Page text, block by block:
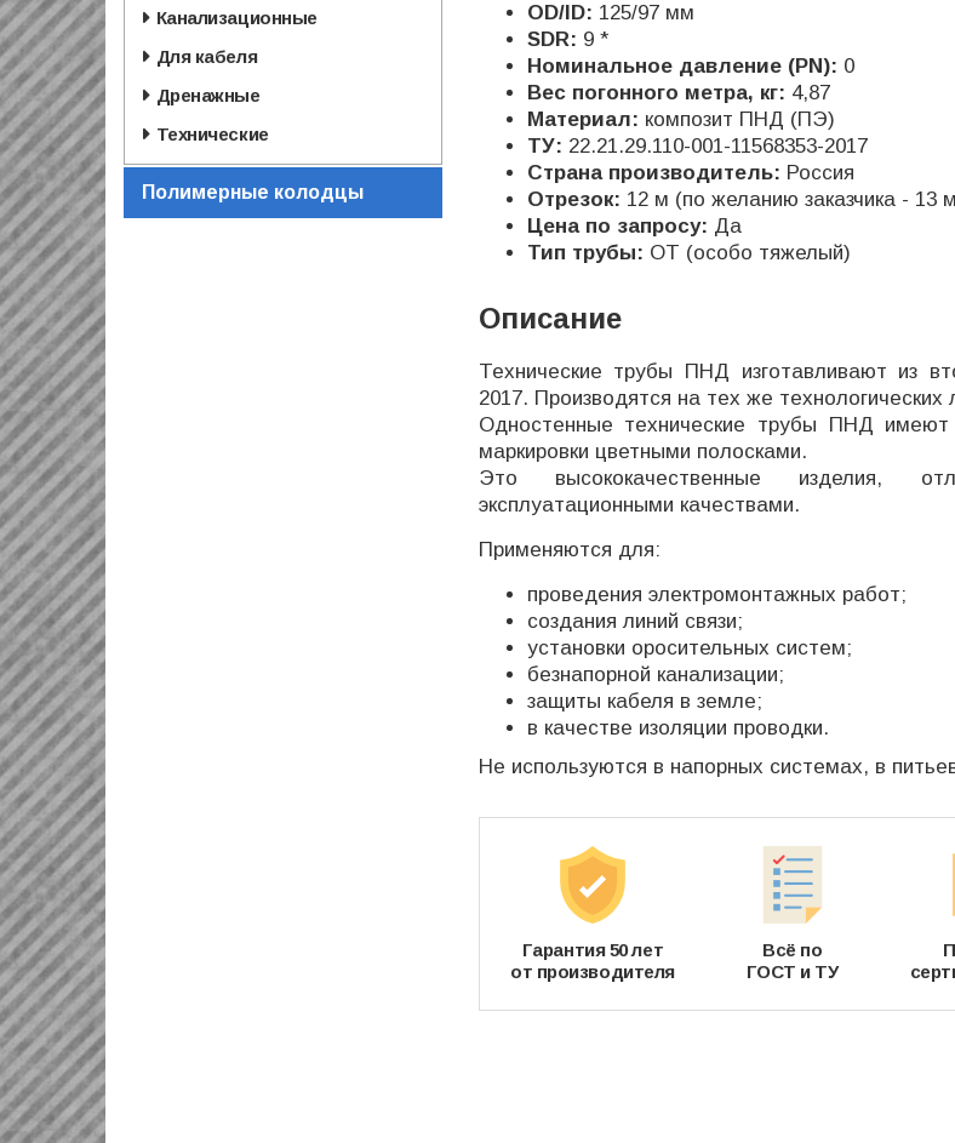
Канализационные
Для кабеля
Дренажные
Технические
Полимерные колодцы
OD/ID: 125/97 мм
SDR: 9 *
Номинальное давление (PN): 0
Вес погонного метра, кг: 4,87
Материал: композит ПНД (ПЭ)
ТУ: 22.21.29.110-001-11568353-2017
Страна производитель: Россия
Отрезок: 12 м (по желанию заказчика - 13
Цена по запросу: Да
Тип трубы: ОТ (особо тяжелый)
Описание
Технические трубы ПНД изготавливают из
2017. Производятся на тех же технологических
Одностенные технические трубы ПНД имеют
маркировки цветными полосками.
Это высококачественные изделия,
эксплуатационными качествами.
Применяются для:
проведения электромонтажных работ;
создания линий связи;
установки оросительных систем;
безнапорной канализации;
защиты кабеля в земле;
в качестве изоляции проводки.
Не используются в напорных системах, в
Гарантия 50 лет
от производителя
Всё по
ГОСТ и ТУ